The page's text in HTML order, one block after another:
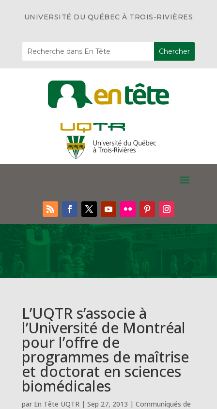
UNIVERSITÉ DU QUÉBEC À TROIS-RIVIÈRES
L’UQTR s’associe à
l’Université de Montréal
pour l’offre de
programmes de maîtrise
et doctorat en sciences
biomédicales
par En Tête UQTR| Sep 27, 2013 | Communiqués de